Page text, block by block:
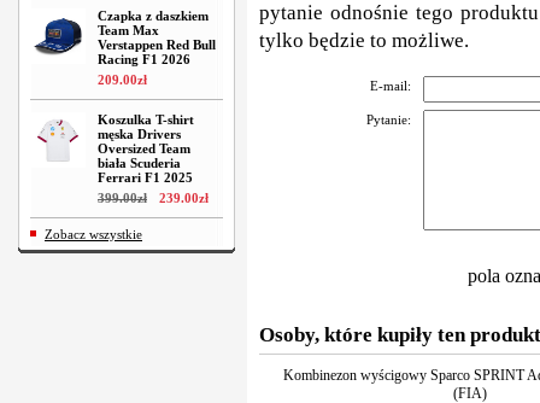
Czapka z daszkiem
Team Max
Verstappen Red Bull
Racing F1 2026
209.00zł
Koszulka T-shirt
męska Drivers
Oversized Team
biała Scuderia
Ferrari F1 2025
399.00zł 239.00zł
Zobacz wszystkie
pytanie odnośnie tego
tylko będzie to możliwe.
E-mail:
Pytanie:
pola
Osoby, które kupiły ten
Kombinezon wyścigowy Sparco SPRINT
(FIA)